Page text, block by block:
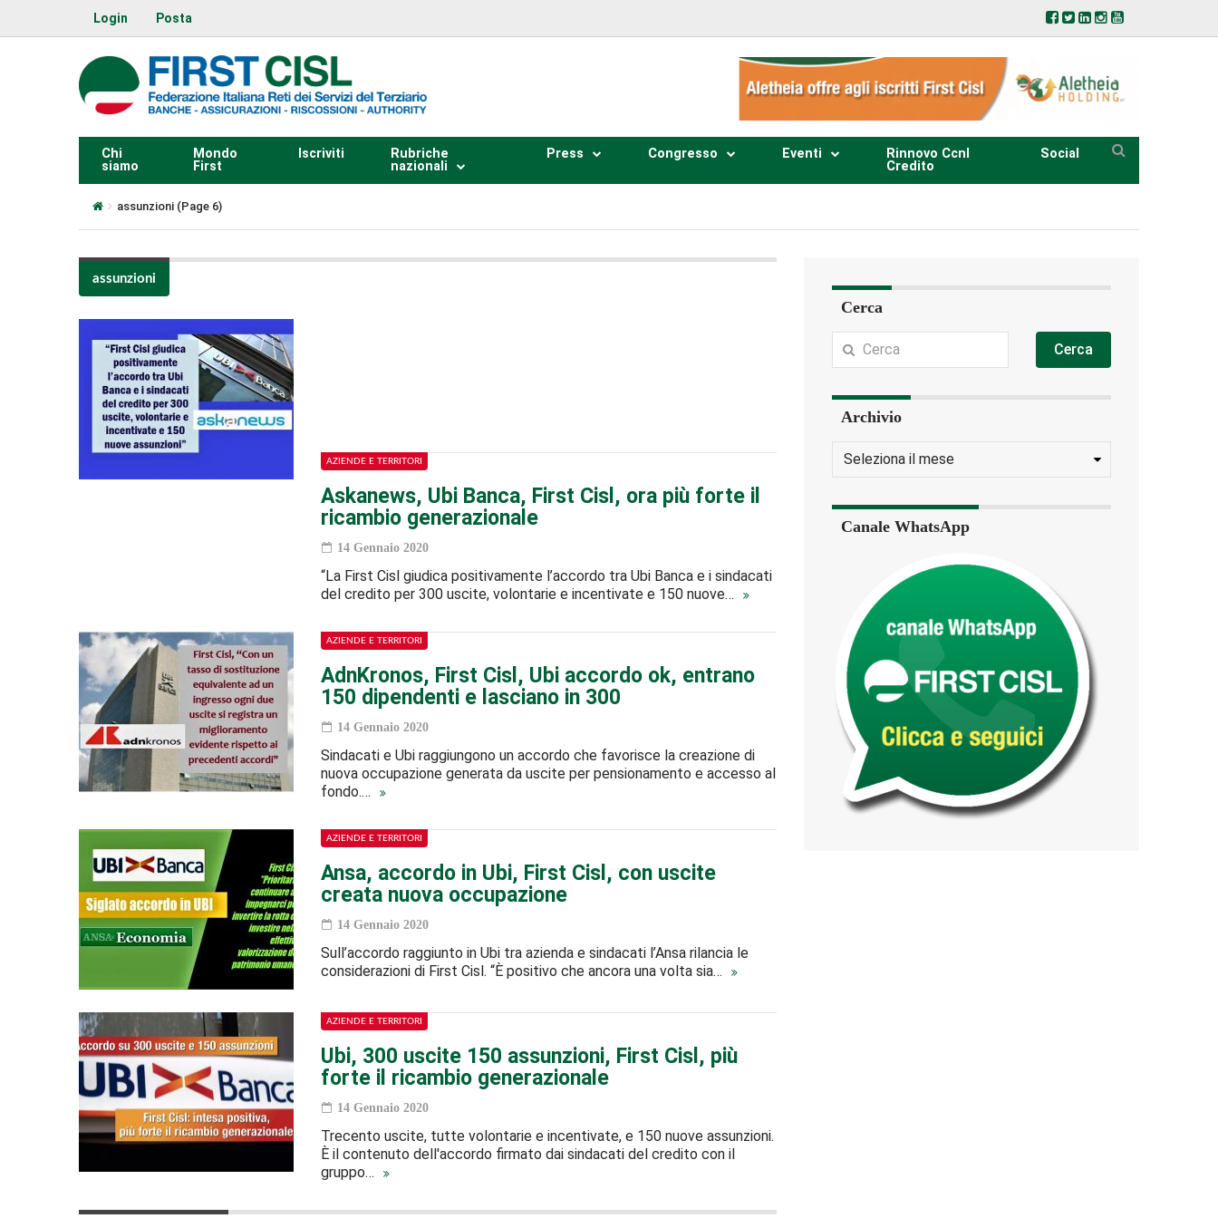
Login Posta
Chi
siamo
Mondo
First
Iscriviti
Rubriche
nazionali
Press Congresso Eventi
Rinnovo Ccnl
Credito
Social
assunzioni (Page 6)
assunzioni
AZIENDE E TERRITORI
Askanews, Ubi Banca, First Cisl, ora più forte il
ricambio generazionale
14 Gennaio 2020
“La First Cisl giudica positivamente l’accordo tra Ubi Banca e i sindacati
del credito per 300 uscite, volontarie e incentivate e 150 nuove…
AZIENDE E TERRITORI
AdnKronos, First Cisl, Ubi accordo ok, entrano
150 dipendenti e lasciano in 300
14 Gennaio 2020
Sindacati e Ubi raggiungono un accordo che favorisce la creazione di
nuova occupazione generata da uscite per pensionamento e accesso al
fondo.…
AZIENDE E TERRITORI
Ansa, accordo in Ubi, First Cisl, con uscite
creata nuova occupazione
14 Gennaio 2020
Sull’accordo raggiunto in Ubi tra azienda e sindacati l’Ansa rilancia le
considerazioni di First Cisl. “È positivo che ancora una volta sia…
AZIENDE E TERRITORI
Ubi, 300 uscite 150 assunzioni, First Cisl, più
forte il ricambio generazionale
14 Gennaio 2020
Trecento uscite, tutte volontarie e incentivate, e 150 nuove assunzioni.
È il contenuto dell'accordo firmato dai sindacati del credito con il
gruppo…
Cerca
Cerca
Archivio
Canale WhatsApp